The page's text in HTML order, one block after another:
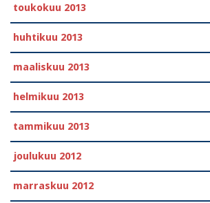
toukokuu 2013
huhtikuu 2013
maaliskuu 2013
helmikuu 2013
tammikuu 2013
joulukuu 2012
marraskuu 2012